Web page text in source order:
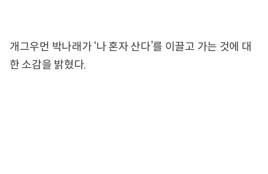
개그우먼 박나래가 ‘나 혼자 산다’를 이끌고 가는 것에 대
한 소감을 밝혔다.